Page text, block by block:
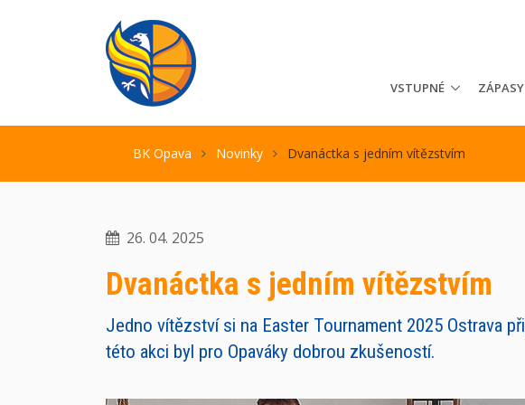
VSTUPNÉ ZÁPASY
BK Opava Novinky Dvanáctka s jedním vítězstvím
26. 04. 2025
Dvanáctka s jedním vítězstvím
Jedno vítězství si na Easter Tournament 2025 Ostrava
této akci byl pro Opaváky dobrou zkušeností.